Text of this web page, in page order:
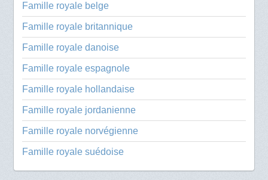
Famille royale belge
Famille royale britannique
Famille royale danoise
Famille royale espagnole
Famille royale hollandaise
Famille royale jordanienne
Famille royale norvégienne
Famille royale suédoise